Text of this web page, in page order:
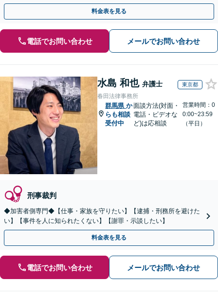
弁護士の腕次第で変わります【初回相談無料】
料金表を見る
電話でお問い合わせ メールでお問い合わせ
水島 和也 弁護士 東京都
春田法律事務所
群馬県 か
らも相談
受付中
面談方法(対面・
電話・ビデオな
ど)は応相談
営業時間：0
0:00~23:59
（平日）
刑事裁判
◆加害者側専門◆【仕事・家族を守りたい】【逮捕・刑務所を避けた
い】【事件を人に知られたくない】【謝罪・示談したい】
料金表を見る
電話でお問い合わせ メールでお問い合わせ